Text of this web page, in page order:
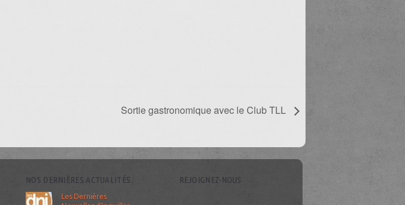
Sortie gastronomique avec le Club TLL
NOS DERNIÈRES ACTUALITÉS
Les Dernières
REJOIGNEZ-NOUS